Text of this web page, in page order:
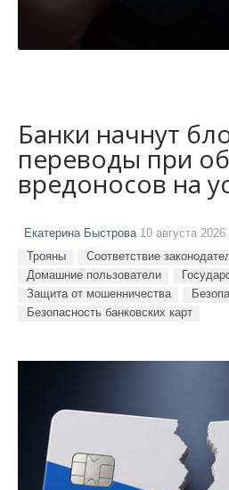
Банки начнут
переводы при
вредоносов на
Екатерина Быстрова10 августа 2026
Трояны
Соответствие
Домашние пользователи
Защита от мошенничества
Безопасность банковских карт